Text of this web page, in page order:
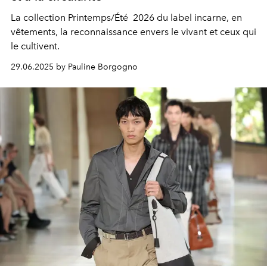
La collection Printemps/Été 2026 du label incarne, en
vêtements, la reconnaissance envers le vivant et ceux qui
le cultivent.
29.06.2025 by Pauline Borgogno